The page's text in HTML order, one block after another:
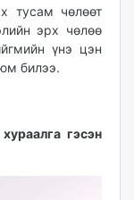
тусам чөлөөт
эрх чөлөө
үнэ цэн
билээ.
гэсэн